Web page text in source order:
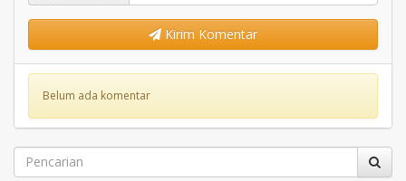
Kirim Komentar
Belum ada komentar